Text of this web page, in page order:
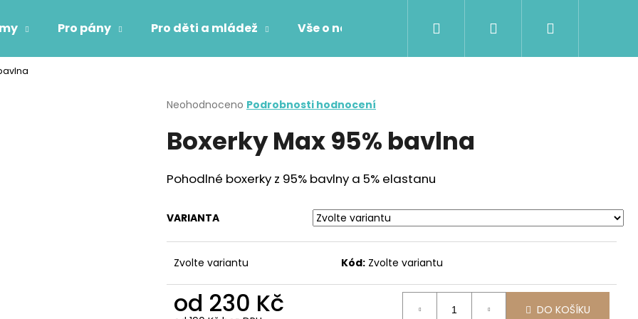
Pro pány Pro děti a mládež Vše o nákupu Kontakty Přihlášení
Průměrné
produktu
je
z
5
Neohodnoceno Podrobnosti hodnocení
Boxerky Max 95% bavlna
Pohodlné boxerky z 95% bavlny a 5% elastanu
VARIANTA
Zvolte variantu Kód: Zvolte variantu
od 230 Kč DO KOŠÍKU
Co potřebujete najít?
HLEDAT